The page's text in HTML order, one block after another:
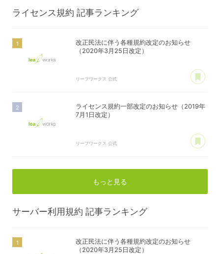
ライセンス規約 記事ランキング
改正民法に伴う各種規約改定のお知らせ
（2020年3月25日改定）
リーフワークス 公式
ライセンス規約一部改定のお知らせ（2019年
7月1日改定）
リーフワークス 公式
もっと見る
サーバー利用規約 記事ランキング
改正民法に伴う各種規約改定のお知らせ
（2020年3月25日改定）